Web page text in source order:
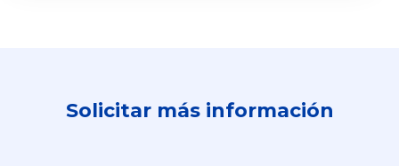
Solicitar más información